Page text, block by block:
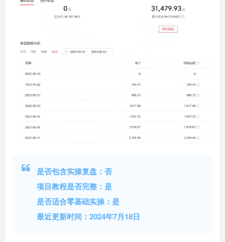
是否包含实操复盘：否
项目教程是否完整：是
是否适合零基础实操：是
最近更新时间：2024年7月18日